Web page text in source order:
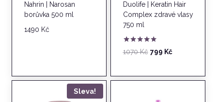
Nahrin | Narosan
borůvka 500 ml
1490 Kč
Duolife | Keratin Hair
Complex zdravé vlasy
750 ml
Hodnocení
5.00
1070Kč Původní
799 KčAktuální
Sleva!